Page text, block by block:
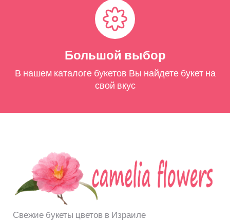
Большой выбор
В нашем каталоге букетов Вы найдете букет на
свой вкус
Свежие букеты цветов в Израиле